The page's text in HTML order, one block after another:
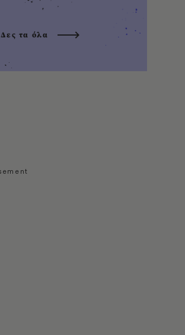
Δες τα όλα